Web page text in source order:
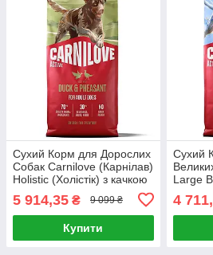
Сухий Корм для Дорослих
Собак Carnilove (Карнілав)
Holistic (Холістік) з качкою
5 914,35 ₴ 9 099 ₴
Купити
Сухий
Large
4